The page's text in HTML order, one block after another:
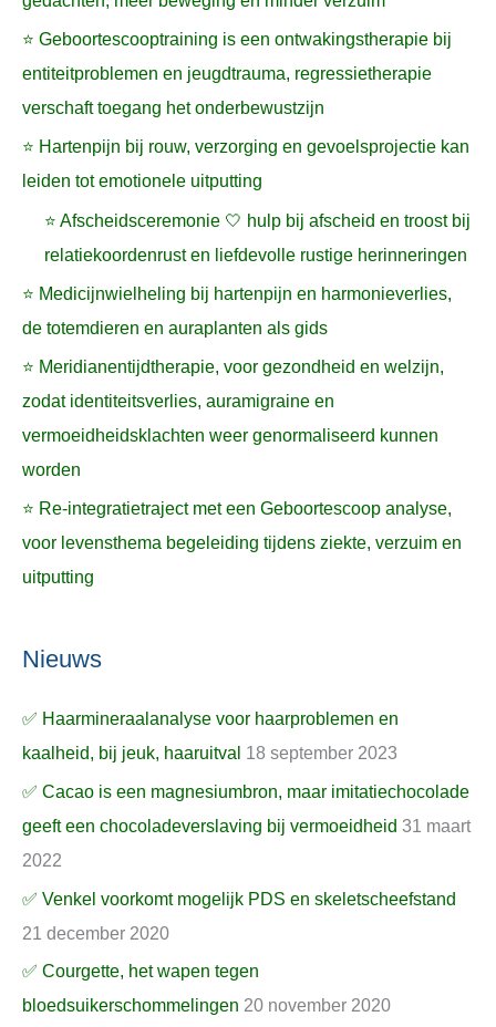
⭐ Geboortescooptraining is een ontwakingstherapie bij
entiteitproblemen en jeugdtrauma, regressietherapie
verschaft toegang het onderbewustzijn
⭐ Hartenpijn bij rouw, verzorging en gevoelsprojectie kan
leiden tot emotionele uitputting
⭐ Afscheidsceremonie 🤍 hulp bij afscheid en troost bij
relatiekoordenrust en liefdevolle rustige herinneringen
⭐ Medicijnwielheling bij hartenpijn en harmonieverlies,
de totemdieren en auraplanten als gids
⭐ Meridianentijdtherapie, voor gezondheid en welzijn,
zodat identiteitsverlies, auramigraine en
vermoeidheidsklachten weer genormaliseerd kunnen
worden
⭐ Re-integratietraject met een Geboortescoop analyse,
voor levensthema begeleiding tijdens ziekte, verzuim en
uitputting
Nieuws
✅ Haarmineraalanalyse voor haarproblemen en
kaalheid, bij jeuk, haaruitval 18 september 2023
✅ Cacao is een magnesiumbron, maar imitatiechocolade
geeft een chocoladeverslaving bij vermoeidheid 31 maart
2022
✅ Venkel voorkomt mogelijk PDS en skeletscheefstand
21 december 2020
✅ Courgette, het wapen tegen
bloedsuikerschommelingen 20 november 2020